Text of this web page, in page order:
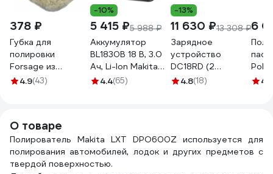
378 ₽
Губка для
полировки
Forsage из
овечьей шерсти с
F-PSP150L(48506)
4.9(43)
-10%
5 415 ₽5 988 ₽
Аккумулятор
BL1830B 18 В, 3.0
Ач, Li-Ion Makita
632G12-3
4.4(65)
-13%
11 630 ₽13 308 ₽
Зарядное
устройство
DC18RD (2
порта) Makita
4.8(18)
6
4.8
О товаре
Полирователь Makita LXT DPO600Z используется для
полирования автомобилей, лодок и других предметов с
твердой поверхностью.